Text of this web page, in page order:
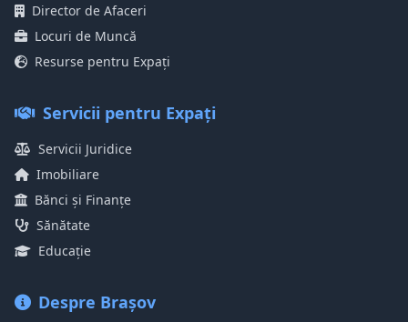
Director de Afaceri
Locuri de Muncă
Resurse pentru Expați
Servicii pentru Expați
Servicii Juridice
Imobiliare
Bănci și Finanțe
Sănătate
Educație
Despre Brașov